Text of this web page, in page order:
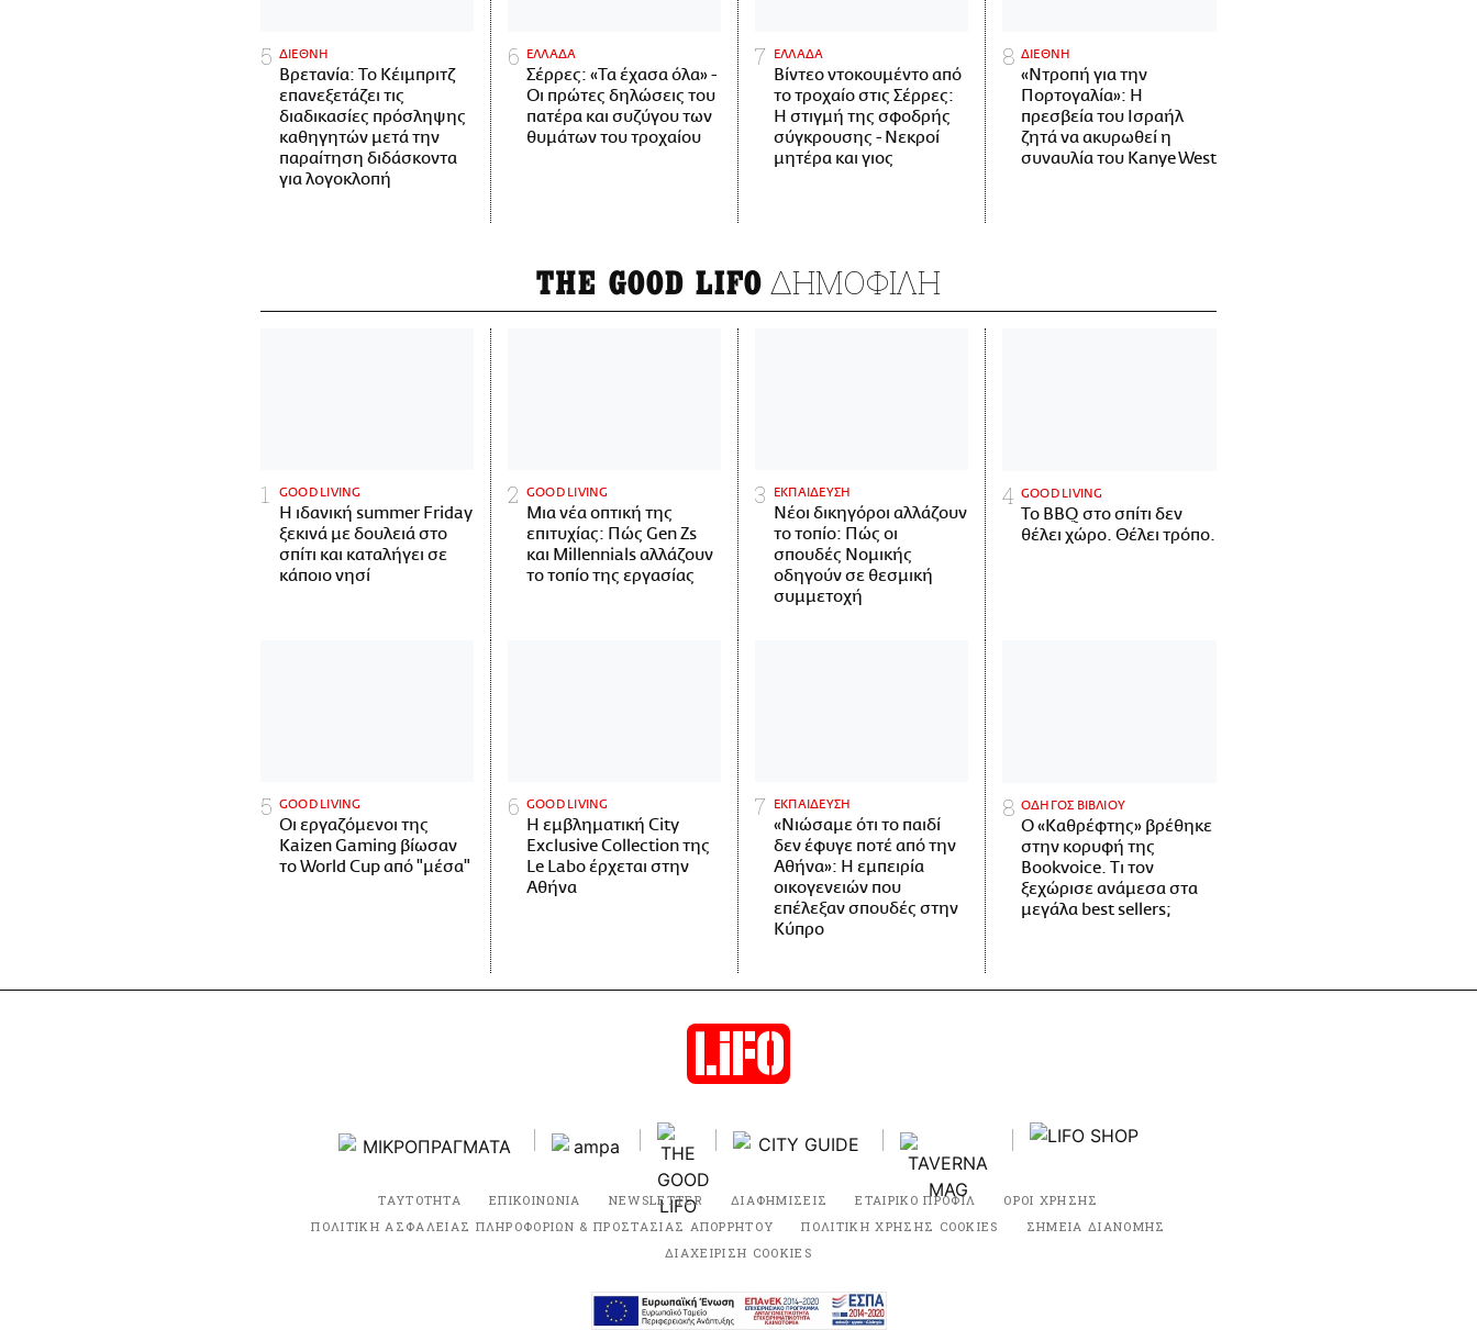
ΔΙΕΘΝΗ
Βρετανία: Το Κέιμπριτζ
επανεξετάζει τις
διαδικασίες πρόσληψης
καθηγητών μετά την
παραίτηση διδάσκοντα
για λογοκλοπή
ΕΛΛΑΔΑ
Σέρρες: «Τα έχασα όλα» -
Οι πρώτες δηλώσεις του
πατέρα και συζύγου των
θυμάτων του τροχαίου
ΕΛΛΑΔΑ
Βίντεο ντοκουμέντο από
το τροχαίο στις Σέρρες:
Η στιγμή της σφοδρής
σύγκρουσης - Νεκροί
μητέρα και γιος
ΔΙΕΘΝΗ
«Ντροπή για την
Πορτογαλία»: Η
πρεσβεία του Ισραήλ
ζητά να ακυρωθεί η
συναυλία του Kanye West
THE GOOD LIFO ΔΗΜΟΦΙΛΗ
GOOD LIVING
Η ιδανική summer Friday
ξεκινά με δουλειά στο
σπίτι και καταλήγει σε
κάποιο νησί
GOOD LIVING
Μια νέα οπτική της
επιτυχίας: Πώς Gen Zs
και Millennials αλλάζουν
το τοπίο της εργασίας
ΕΚΠΑΙΔΕΥΣΗ
Νέοι δικηγόροι αλλάζουν
το τοπίο: Πώς οι
σπουδές Νομικής
οδηγούν σε θεσμική
συμμετοχή
GOOD LIVING
Το BBQ στο σπίτι δεν
θέλει χώρο. Θέλει τρόπο.
GOOD LIVING
Οι εργαζόμενοι της
Kaizen Gaming βίωσαν
το World Cup από "μέσα"
GOOD LIVING
Η εμβληματική City
Exclusive Collection της
Le Labo έρχεται στην
Αθήνα
ΕΚΠΑΙΔΕΥΣΗ
«Νιώσαμε ότι το παιδί
δεν έφυγε ποτέ από την
Αθήνα»: Η εμπειρία
οικογενειών που
επέλεξαν σπουδές στην
Κύπρο
ΟΔΗΓΟΣ ΒΙΒΛΙΟΥ
Ο «Καθρέφτης» βρέθηκε
στην κορυφή της
Bookvoice. Τι τον
ξεχώρισε ανάμεσα στα
μεγάλα best sellers;
ΤΑΥΤΟΤΗΤΑ ΕΠΙΚΟΙΝΩΝΙΑ NEWSLETTER ΔΙΑΦΗΜΙΣΕΙΣ ΕΤΑΙΡΙΚΟ ΠΡΟΦΙΛ
ΟΡΟΙ ΧΡΗΣΗΣ
ΠΟΛΙΤΙΚΗ ΑΣΦΑΛΕΙΑΣ ΠΛΗΡΟΦΟΡΙΩΝ & ΠΡΟΣΤΑΣΙΑΣ ΑΠΟΡΡΗΤΟΥ
ΠΟΛΙΤΙΚΗ ΧΡΗΣΗΣ COOKIES
ΣΗΜΕΙΑ ΔΙΑΝΟΜΗΣ
ΔΙΑΧΕΙΡΙΣΗ COOKIES